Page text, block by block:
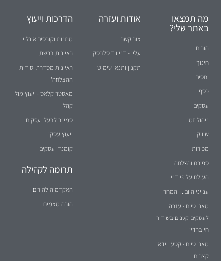
מה תמצאו
באתר שלי?
הורים
חינוך
יחסים
כסף
עסקים
ניהול זמן
שיווק
מכירות
ספורט והצלחה
העולם על פי דני
ענייני היום... והמחר
מאני טיים - עזרה
לעסקים קטנים בשידור
חי ברדיו
מאני טיים - קטעי וידאו
קצרים
אודות ועזרה
צור קשר
עליי - דני וידיסלבסקי
תקנון ותנאי שימוש
הדרכות וייעוץ
מתנות וקורסים אונליין
ראיונות ברשת
ראיונות מסדרת 'סודות
ההצלחה'
מאסטר קלאס - ייעוץ מול
קהל
סמינר לבעלי עסקים
ייעוץ עסקי
קומנדו עסקים
תרומה לקהילה
האקדמיה להורים
הורה מצמיח